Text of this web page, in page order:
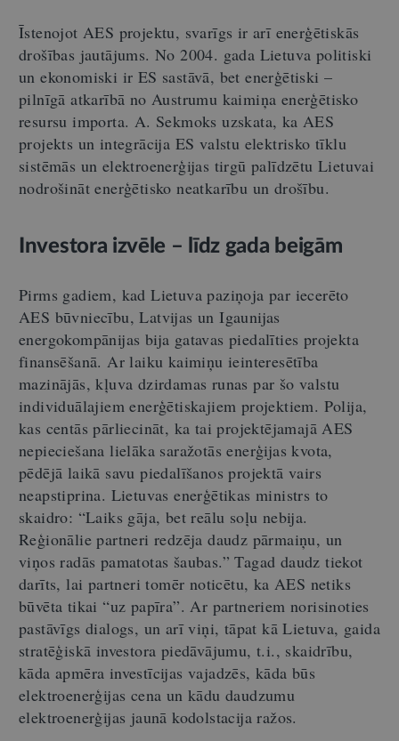
Īstenojot AES projektu, svarīgs ir arī enerģētiskās
drošības jautājums. No 2004. gada Lietuva politiski
un ekonomiski ir ES sastāvā, bet enerģētiski –
pilnīgā atkarībā no Austrumu kaimiņa enerģētisko
resursu importa. A. Sekmoks uzskata, ka AES
projekts un integrācija ES valstu elektrisko tīklu
sistēmās un elektroenerģijas tirgū palīdzētu Lietuvai
nodrošināt enerģētisko neatkarību un drošību.
Investora izvēle – līdz gada beigām
Pirms gadiem, kad Lietuva paziņoja par iecerēto
AES būvniecību, Latvijas un Igaunijas
energokompānijas bija gatavas piedalīties projekta
finansēšanā. Ar laiku kaimiņu ieinteresētība
mazinājās, kļuva dzirdamas runas par šo valstu
individuālajiem enerģētiskajiem projektiem. Polija,
kas centās pārliecināt, ka tai projektējamajā AES
nepieciešana lielāka saražotās enerģijas kvota,
pēdējā laikā savu piedalīšanos projektā vairs
neapstiprina. Lietuvas enerģētikas ministrs to
skaidro: “Laiks gāja, bet reālu soļu nebija.
Reģionālie partneri redzēja daudz pārmaiņu, un
viņos radās pamatotas šaubas.” Tagad daudz tiekot
darīts, lai partneri tomēr noticētu, ka AES netiks
būvēta tikai “uz papīra”. Ar partneriem norisinoties
pastāvīgs dialogs, un arī viņi, tāpat kā Lietuva, gaida
stratēģiskā investora piedāvājumu, t.i., skaidrību,
kāda apmēra investīcijas vajadzēs, kāda būs
elektroenerģijas cena un kādu daudzumu
elektroenerģijas jaunā kodolstacija ražos.